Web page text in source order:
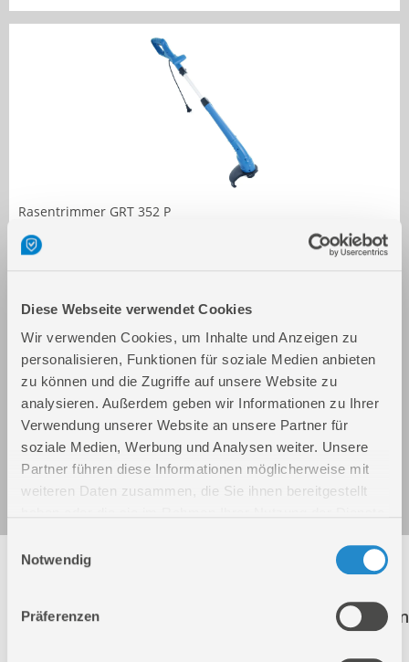
Diese Webseite verwendet Cookies
Wir verwenden Cookies, um Inhalte und Anzeigen zu
personalisieren, Funktionen für soziale Medien anbieten
zu können und die Zugriffe auf unsere Website zu
analysieren. Außerdem geben wir Informationen zu Ihrer
Verwendung unserer Website an unsere Partner für
soziale Medien, Werbung und Analysen weiter. Unsere
Partner führen diese Informationen möglicherweise mit
weiteren Daten zusammen, die Sie ihnen bereitgestellt
Notwendig
Präferenzen
Rasentrimmer GRT 352 P
Art.-Nr.: 95173
Elektro-Rasentrimmer GRT 350F
Art.-Nr.: 95220
Folgende Artikel sind nicht mehr in unserem
Ersatzteilbestellung aufgeführt. Der Klick auf einen